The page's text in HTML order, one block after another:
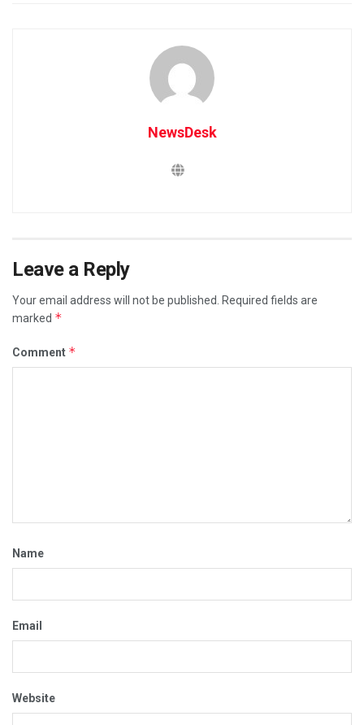
NewsDesk
Leave a Reply
Your email address will not be published. Required fields are
marked *
Comment *
Name
Email
Website